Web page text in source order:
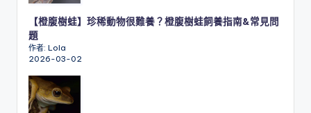
【橙腹樹蛙】珍稀動物很難養？橙腹樹蛙飼養指南&常見問
題
作者: Lola
2026-03-02